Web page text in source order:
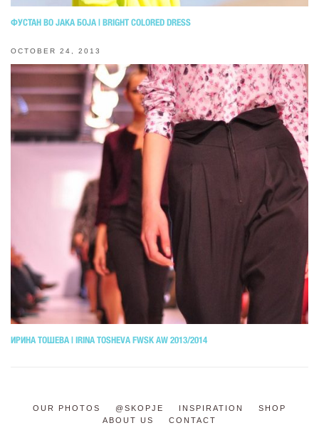
ФУСТАН ВО ЈАКА БОЈА | BRIGHT COLORED DRESS
OCTOBER 24, 2013
ИРИНА ТОШЕВА | IRINA TOSHEVA FWSK AW 2013/2014
OUR PHOTOS @SKOPJE INSPIRATION
SHOP
ABOUT US
CONTACT